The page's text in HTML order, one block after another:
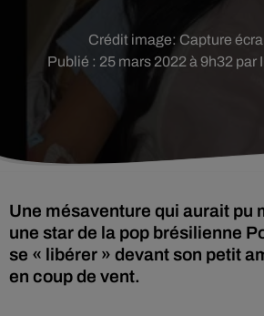
Publié : 25 mars 2022 à 9h32 par
Crédit image: Capture
Une mésaventure qui aurait pu
une star de la pop brésilienne
se « libérer » devant son petit
en coup de vent.